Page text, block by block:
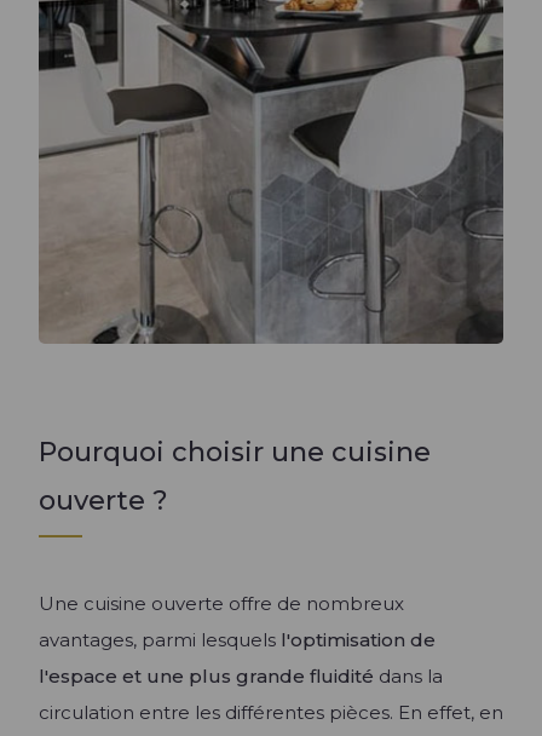
Pourquoi choisir une cuisine
ouverte ?
Une cuisine ouverte offre de nombreux
avantages, parmi lesquels l'optimisation de
l'espace et une plus grande fluidité dans la
circulation entre les différentes pièces. En effet, en